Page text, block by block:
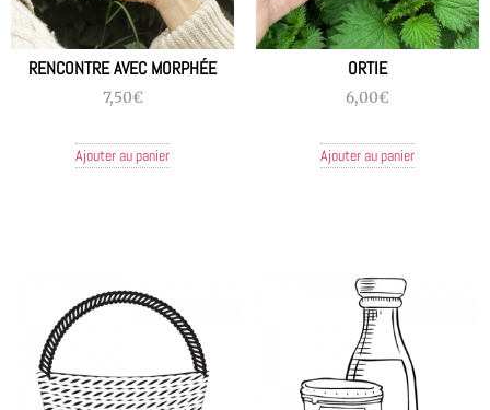
RENCONTRE AVEC MORPHÉE
7,50€
Ajouter au panier
ORTIE
6,00€
Ajouter au panier